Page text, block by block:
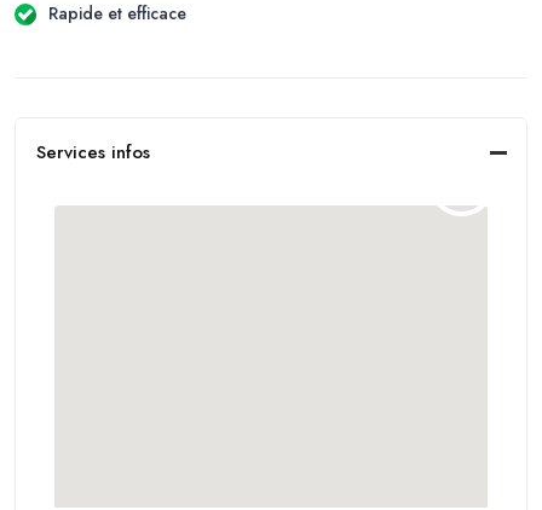
Rapide et efficace
Services infos